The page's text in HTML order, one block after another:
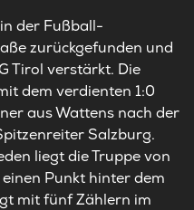
der Fußball-
zurückgefunden und
Tirol verstärkt. Die
dem verdienten 1:0
aus Wattens nach der
Salzburg.
liegt die Truppe von
Punkt hinter dem
mit fünf Zählern im